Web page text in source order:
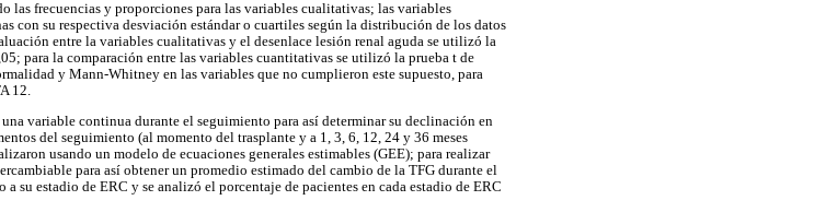
las frecuencias y proporciones para las variables cualitativas; las variables
con su respectiva desviación estándar o cuartiles según la distribución de los datos
entre la variables cualitativas y el desenlace lesión renal aguda se utilizó la
para la comparación entre las variables cuantitativas se utilizó la prueba t de
y Mann-Whitney en las variables que no cumplieron este supuesto, para
12.
variable continua durante el seguimiento para así determinar su declinación en
del seguimiento (al momento del trasplante y a 1, 3, 6, 12, 24 y 36 meses
usando un modelo de ecuaciones generales estimables (GEE); para realizar
para así obtener un promedio estimado del cambio de la TFG durante el
su estadio de ERC y se analizó el porcentaje de pacientes en cada estadio de ERC